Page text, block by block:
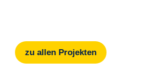
zu allen Projekten